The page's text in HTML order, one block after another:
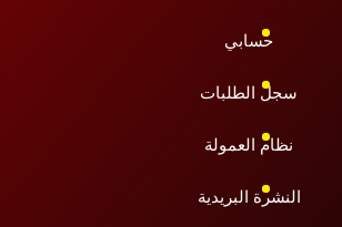
حسابي
سجل الطلبات
نظام العمولة
النشرة البريدية